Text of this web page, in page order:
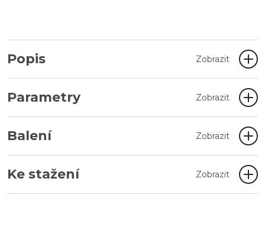
Popis Zobrazit
Parametry Zobrazit
Balení Zobrazit
Ke stažení Zobrazit